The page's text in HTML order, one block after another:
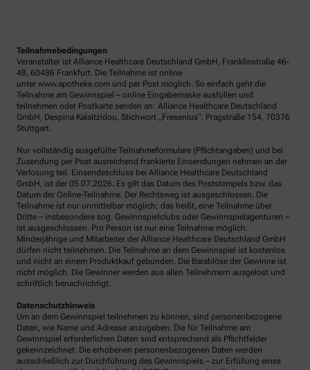
Teilnahmebedingungen
Veranstalter ist Alliance Healthcare Deutschland GmbH, Franklinstraße 46-
48, 60486 Frankfurt. Die Teilnahme ist online
unter www.apotheke.com und per Post möglich. So einfach geht die
Teilnahme am Gewinnspiel – online Eingabemaske ausfüllen und
teilnehmen oder Postkarte senden an: Alliance Healthcare Deutschland
GmbH, Despina Kalaitzidou, Stichwort „Fresenius“, Pragstraße 154, 70376
Stuttgart.
Nur vollständig ausgefüllte Teilnahmeformulare (Pflichtangaben) und bei
Zusendung per Post ausreichend frankierte Einsendungen nehmen an der
Verlosung teil. Einsendeschluss bei Alliance Healthcare Deutschland
GmbH, ist der 05.07.2026. Es gilt das Datum des Poststempels bzw. das
Datum der Online-Teilnahme. Der Rechtsweg ist ausgeschlossen. Die
Teilnahme ist nur unmittelbar möglich; das heißt, eine Teilnahme über
Dritte – insbesondere sog. Gewinnspielclubs oder Gewinnspielagenturen –
ist ausgeschlossen. Pro Person ist nur eine Teilnahme möglich.
Minderjährige und Mitarbeiter der Alliance Healthcare Deutschland GmbH
dürfen nicht teilnehmen. Die Teilnahme an dem Gewinnspiel ist kostenlos
und nicht an einem Produktkauf gebunden. Die Barablöse der Gewinne ist
nicht möglich. Die Gewinner werden aus allen Teilnehmern ausgelost und
schriftlich benachrichtigt.
Datenschutzhinweis
Um an dem Gewinnspiel teilnehmen zu können, sind personenbezogene
Daten, wie Name und Adresse anzugeben. Die für Teilnahme am
Gewinnspiel erforderlichen Daten sind entsprechend als Pflichtfelder
gekennzeichnet. Die erhobenen personenbezogenen Daten werden
ausschließlich zur Durchführung des Gewinnspiels – zur Erfüllung eines